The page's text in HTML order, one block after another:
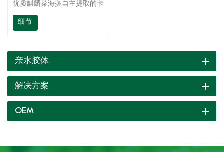
优质麒麟菜海藻自主提取的卡
拉胶与其它协同增效作用的天
然胶体复配而成；能与魔芋制
品增强硬度、弹性、保水性，
粉降低生产成本，提升了魔芋
制品的品质。
细节
亲水胶体
解决方案
OEM